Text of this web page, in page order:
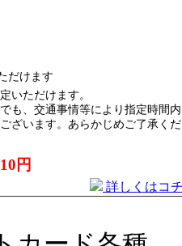
いただけます。
も、交通事情等により指定時間
ざいます。あらかじめご了承く
円
詳しくはコ